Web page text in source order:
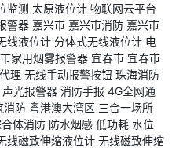
监测 太原液位计 物联网云平台
警器 嘉兴市 嘉兴市消防 嘉兴市
线液位计 分体式无线液位计 电
家用烟雾报警器 宜春市 宜春市
理 无线手动报警按钮 珠海消防
声光报警器 消防手报 4G全网通
消防 粤港澳大湾区 三合一场所
体消防 防水烟感 低功耗 水位
线磁致伸缩液位计 无线磁致伸缩